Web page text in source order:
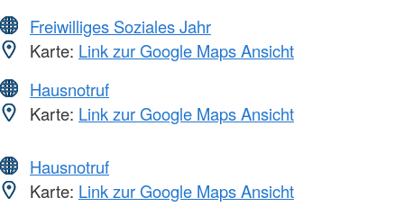
Freiwilliges Soziales Jahr
Karte: Link zur Google Maps Ansicht
Hausnotruf
Karte: Link zur Google Maps Ansicht
Hausnotruf
Karte: Link zur Google Maps Ansicht